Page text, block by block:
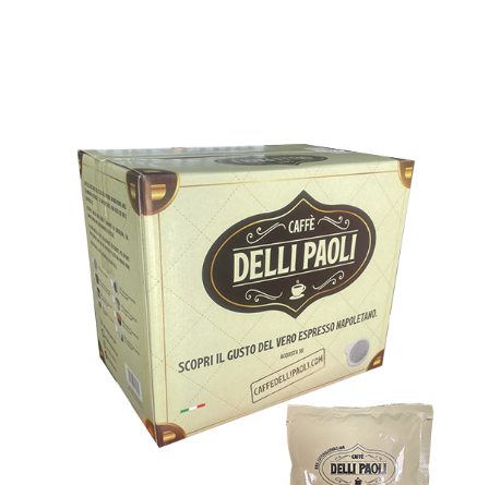
600 cialde filtrocarta ESE 44 mm
Caffè Delli Paoli miscela SUBLIME